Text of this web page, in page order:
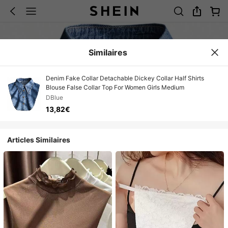
Similaires
Denim Fake Collar Detachable Dickey Collar Half Shirts
Blouse False Collar Top For Women Girls Medium
DBlue
13,82€
Articles Similaires